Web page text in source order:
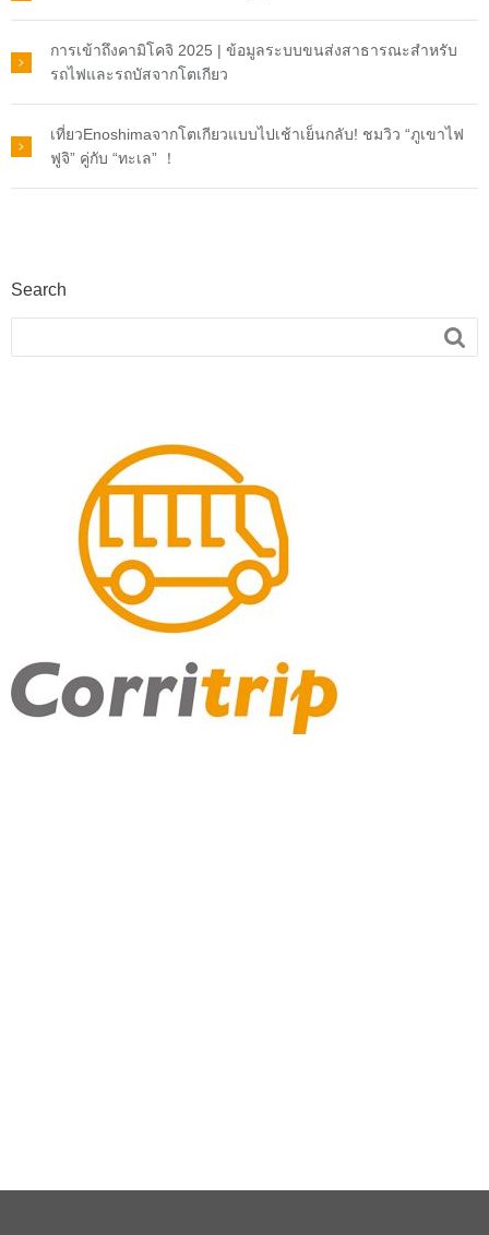
การเข้าถึงคามิโคจิ 2025 | ข้อมูลระบบขนส่งสาธารณะสำหรับ
รถไฟและรถบัสจากโตเกียว
เที่ยวEnoshimaจากโตเกียวแบบไปเช้าเย็นกลับ! ชมวิว “ภูเขาไฟ
ฟูจิ” คู่กับ “ทะเล” ！
Search
